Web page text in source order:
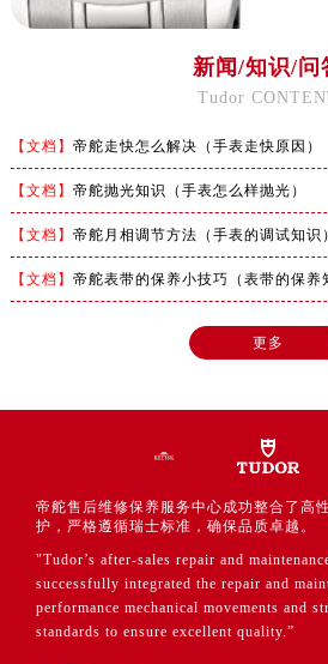
新闻/知识/问
Tudor
【文档】 帝舵走快怎么解决（手表走快原因）
【文档】 帝舵抛光知识（手表怎么样抛光）
【文档】 帝舵月相调节方法（手表的调试知识）
【文档】 帝舵表带的保养小技巧（表带的保养
更多
帝舵售后维修保养服务中心成功整合了高
护，严格遵循瑞士标准，确保品质卓越。
"Tudor’s after-sales repair and
successfully integrated the repair and
performance mechanical movements and
standards to ensure excellent quality.”